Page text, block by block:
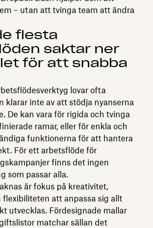
– utan att tvinga team att ändra
flesta
saktar ner
för att snabba
lovar ofta
klarar inte av att stödja nyanserna
De kan vara för rigida och tvinga
ramar, eller för enkla och
funktionerna för att hantera
För ett arbetsflöde för
finns det ingen
som passar alla.
är fokus på kreativitet,
flexibiliteten att anpassa sig allt
utvecklas. Fördesignade mallar
matchar sällan det